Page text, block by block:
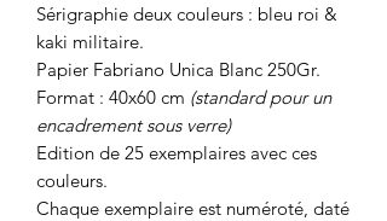
Sérigraphie deux couleurs : bleu roi &
kaki militaire.
Papier Fabriano Unica Blanc 250Gr.
Format : 40x60 cm (standard pour un
encadrement sous verre)
Edition de 25 exemplaires avec ces
couleurs.
Chaque exemplaire est numéroté, daté